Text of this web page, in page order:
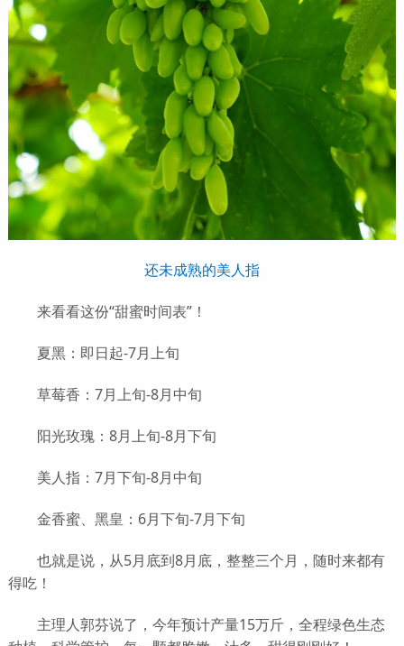
还未成熟的美人指
来看看这份“甜蜜时间表”！
夏黑：即日起-7月上旬
草莓香：7月上旬-8月中旬
阳光玫瑰：8月上旬-8月下旬
美人指：7月下旬-8月中旬
金香蜜、黑皇：6月下旬-7月下旬
也就是说，从5月底到8月底，整整三个月，随时来都有
得吃！
主理人郭芬说了，今年预计产量15万斤，全程绿色生态